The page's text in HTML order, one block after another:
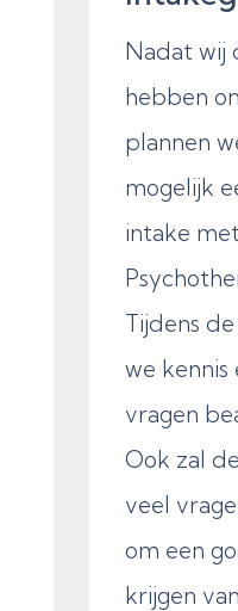
Nadat wij
hebben
plannen
mogelijk
intake
Tijdens
we kennis
vragen
Ook zal
veel
om een
krijgen